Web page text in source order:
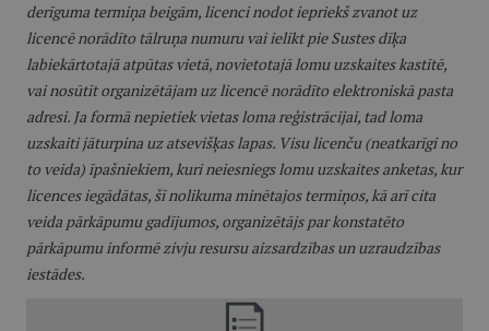
derīguma termiņa beigām, licenci nodot iepriekš zvanot uz
licencē norādīto tālruņa numuru vai ielikt pie Sustes dīķa
labiekārtotajā atpūtas vietā, novietotajā lomu uzskaites kastītē,
vai nosūtīt organizētājam uz licencē norādīto elektroniskā pasta
adresi. Ja formā nepietiek vietas loma reģistrācijai, tad loma
uzskaiti jāturpina uz atsevišķas lapas. Visu licenču (neatkarīgi no
to veida) īpašniekiem, kuri neiesniegs lomu uzskaites anketas, kur
licences iegādātas, šī nolikuma minētajos termiņos, kā arī cita
veida pārkāpumu gadījumos, organizētājs par konstatēto
pārkāpumu informē zivju resursu aizsardzības un uzraudzības
iestādes.